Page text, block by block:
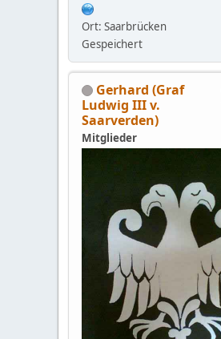
Ort: Saarbrücken
Gespeichert
Gerhard (Graf
Ludwig III v.
Saarverden)
Mitglieder